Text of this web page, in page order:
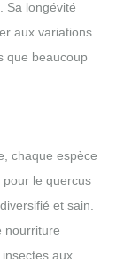
Sa longévité
aux variations
que beaucoup
chaque espèce
pour le quercus
et sain.
nourriture
aux